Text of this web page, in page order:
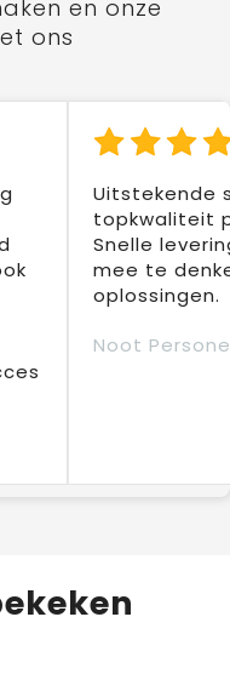
en onze
ons
Uitstekende
topkwaliteit
Snelle
mee te
oplossingen.
Noot